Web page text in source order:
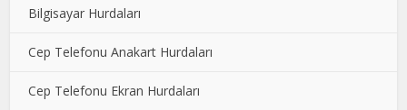
Bilgisayar Hurdaları
Cep Telefonu Anakart Hurdaları
Cep Telefonu Ekran Hurdaları